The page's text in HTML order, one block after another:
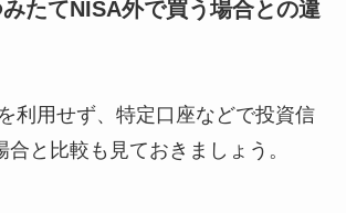
たてNISA外で買う場合との違
利用せず、特定口座などで投資信
と比較も見ておきましょう。